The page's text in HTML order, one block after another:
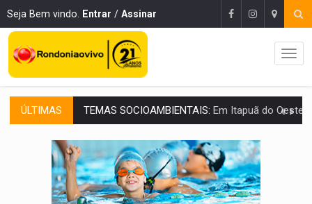
Seja Bem vindo. Entrar / Assinar
ÚLTIMAS PREVISÃO:Interior de Rondônia terá sábado (8) de calor intenso
INFRAESTRUTURA:Após quase 30 anos de espera, asfalto chega ao
A ILHA:Coreografia de Rondônia estreia na programação do Festival de
ELEIÇÕES 2026:Sgt. Mouza esclarece 'erro de digitação' em declaração de